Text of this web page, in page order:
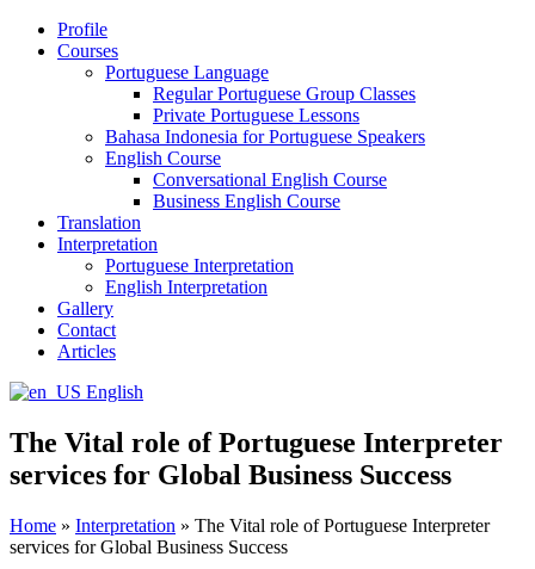
Profile
Courses
Portuguese Language
Regular Portuguese Group Classes
Private Portuguese Lessons
Bahasa Indonesia for Portuguese Speakers
English Course
Conversational English Course
Business English Course
Translation
Interpretation
Portuguese Interpretation
English Interpretation
Gallery
Contact
Articles
English
The Vital role of Portuguese Interpreter
services for Global Business Success
Home » Interpretation » The Vital role of Portuguese Interpreter
services for Global Business Success